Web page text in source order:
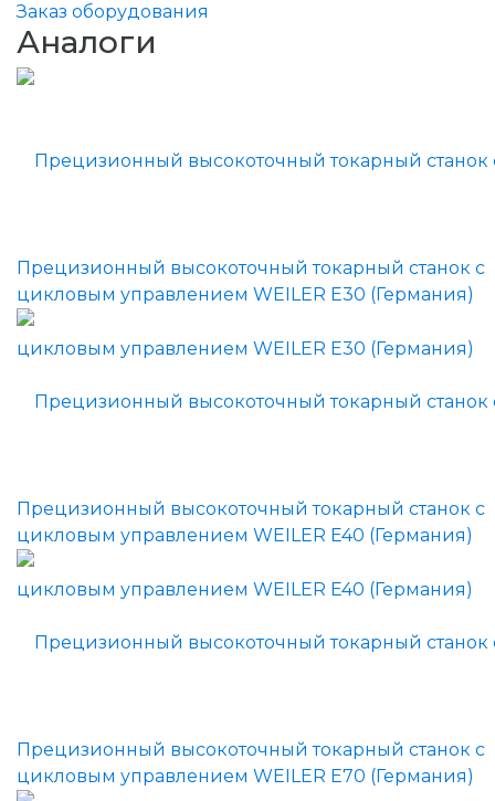
Заказ оборудования
Аналоги
Прецизионный высокоточный токарный станок с
цикловым управлением WEILER E30 (Германия)
Прецизионный высокоточный токарный станок с
цикловым управлением WEILER E40 (Германия)
Прецизионный высокоточный токарный станок с
цикловым управлением WEILER E70 (Германия)